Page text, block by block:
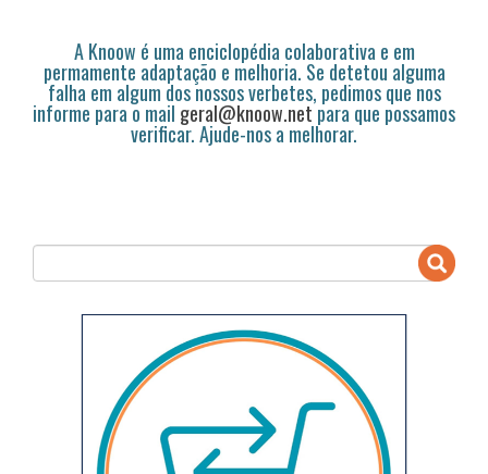
A Knoow é uma enciclopédia colaborativa e em
permamente adaptação e melhoria. Se detetou alguma
falha em algum dos nossos verbetes, pedimos que nos
informe para o mail geral@knoow.netpara que possamos
verificar. Ajude-nos a melhorar.